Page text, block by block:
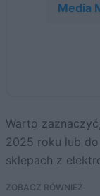
Media
Warto
2025 roku lub
sklepach z
ZOBACZ RÓWNIEŻ